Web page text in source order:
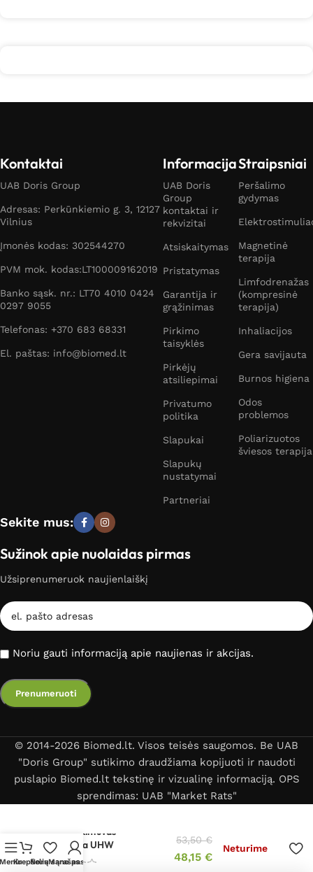
Kontaktai
UAB Doris Group
Adresas: Perkūnkiemio g. 3, 12127
Vilnius
Įmonės kodas: 302544270
PVM mok. kodas:LT100009162019
Banko sąsk. nr.: LT70 4010 0424
0297 9055
Telefonas: +370 683 68331
El. paštas: info@biomed.lt
Informacija
UAB Doris
Group
kontaktai ir
rekvizitai
Atsiskaitymas
Pristatymas
Garantija ir
grąžinimas
Pirkimo
taisyklės
Pirkėjų
atsiliepimai
Privatumo
politika
Slapukai
Slapukų
nustatymai
Partneriai
Straipsniai
Peršalimo
gydymas
Magnetinė
terapija
Limfodrenažas
(kompresinė
terapija)
Inhaliacijos
Gera savijauta
Burnos higiena
Odos
problemos
Poliarizuotos
šviesos terapija
Sekite mus:
Sužinok apie nuolaidas pirmas
Užsiprenumeruok naujienlaiškį
Noriu gauti informaciją apie naujienas ir akcijas.
© 2014-2026 Biomed.lt. Visos teisės saugomos. Be UAB
"Doris Group" sutikimo draudžiama kopijuoti ir naudoti
puslapio Biomed.lt tekstinę ir vizualinę informaciją. OPS
sprendimas: UAB "Market Rats"
MeniuKrepšelisNorų sąrašas
Mano paskyra
Oro drėkintuvas
Medisana UHW
53,50€
48,15 €
Neturime